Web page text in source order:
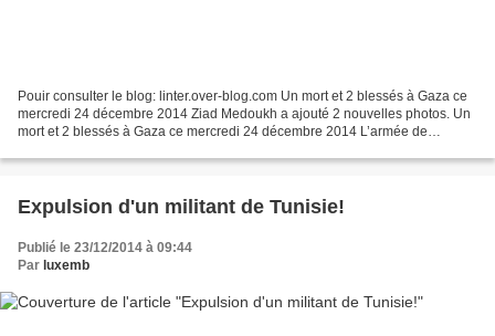
Pouir consulter le blog: linter.over-blog.com Un mort et 2 blessés à Gaza ce
mercredi 24 décembre 2014 Ziad Medoukh a ajouté 2 nouvelles photos. Un
mort et 2 blessés à Gaza ce mercredi 24 décembre 2014 L’armée de
Expulsion d'un militant de Tunisie!
Publié le 23/12/2014 à 09:44
Par luxemb